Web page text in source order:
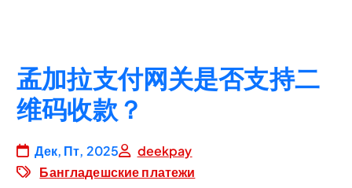
孟加拉支付网关是否支持二
维码收款？
Дек, Пт, 2025
deekpay
Бангладешские платежи